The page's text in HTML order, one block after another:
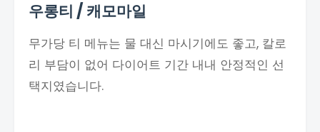
우롱티 / 캐모마일
무가당 티 메뉴는 물 대신 마시기에도 좋고, 칼로
리 부담이 없어 다이어트 기간 내내 안정적인 선
택지였습니다.